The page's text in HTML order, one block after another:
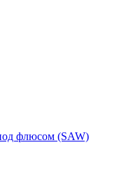
флюсом (SAW)